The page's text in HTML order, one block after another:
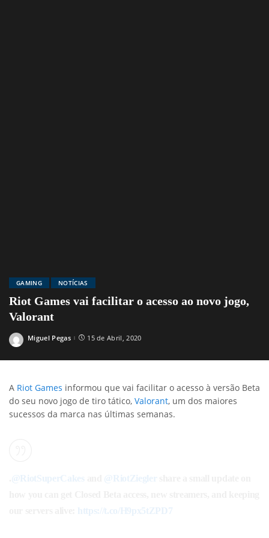
GAMING NOTÍCIAS
Riot Games vai facilitar o acesso ao novo jogo,
Valorant
Posted
Miguel Pegas 15 de Abril, 2020
A Riot Games informou que vai facilitar o acesso à versão Beta
do seu novo jogo de tiro tático, Valorant, um dos maiores
sucessos da marca nas últimas semanas.
@RiotSuperCakes @RiotZiegler
https://t.co/H9px5tZPD7